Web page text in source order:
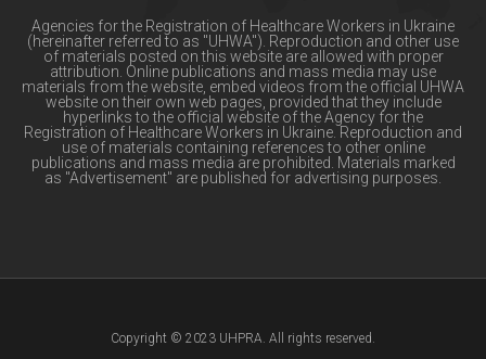
Agencies for the Registration of Healthcare Workers in Ukraine
(hereinafter referred to as "UHWA"). Reproduction and other use
of materials posted on this website are allowed with proper
attribution. Online publications and mass media may use
materials from the website, embed videos from the official UHWA
website on their own web pages, provided that they include
hyperlinks to the official website of the Agency for the
Registration of Healthcare Workers in Ukraine. Reproduction and
use of materials containing references to other online
publications and mass media are prohibited. Materials marked
as "Advertisement" are published for advertising purposes.
Copyright © 2023 UHPRA. All rights reserved.